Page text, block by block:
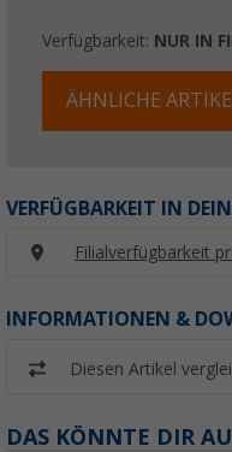
Verfügbarkeit: NUR IN
ÄHNLICHE
VERFÜGBARKEIT IN
Filialverfügbarkeit
INFORMATIONEN &
Diesen Artikel
DAS KÖNNTE DIR